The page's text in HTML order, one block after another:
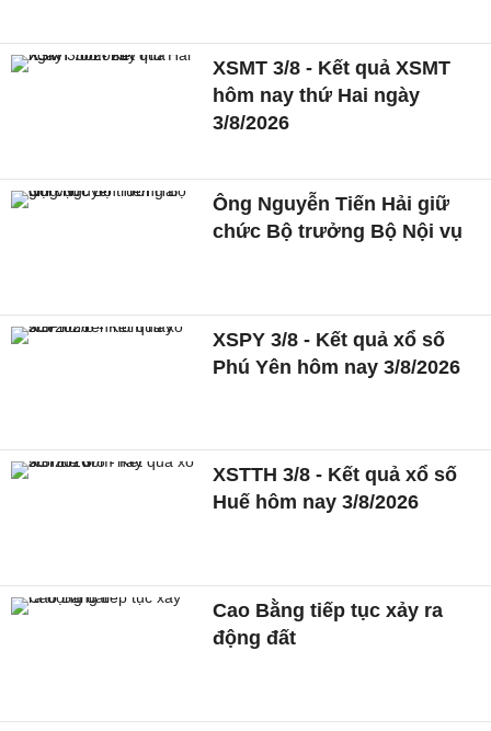
XSMT 3/8 - Kết quả XSMT
hôm nay thứ Hai ngày
3/8/2026
Ông Nguyễn Tiến Hải giữ
chức Bộ trưởng Bộ Nội vụ
XSPY 3/8 - Kết quả xổ số
Phú Yên hôm nay 3/8/2026
XSTTH 3/8 - Kết quả xổ số
Huế hôm nay 3/8/2026
Cao Bằng tiếp tục xảy ra
động đất